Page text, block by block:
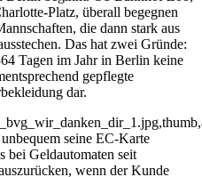
Platz, überall begegnen
die dann stark aus
Das hat zwei Gründe:
Tagen im Jahr in Berlin keine
gepflegte
dar.
seine EC-Karte
bei Geldautomaten seit
wenn der Kunde